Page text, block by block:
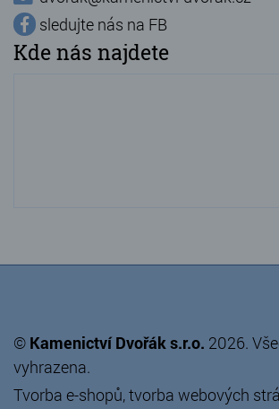
sledujte nás na FB
Kde nás najdete
© Kamenictví Dvořák s.r.o. 2026.
vyhrazena.
Tvorba e-shopů,tvorba webových